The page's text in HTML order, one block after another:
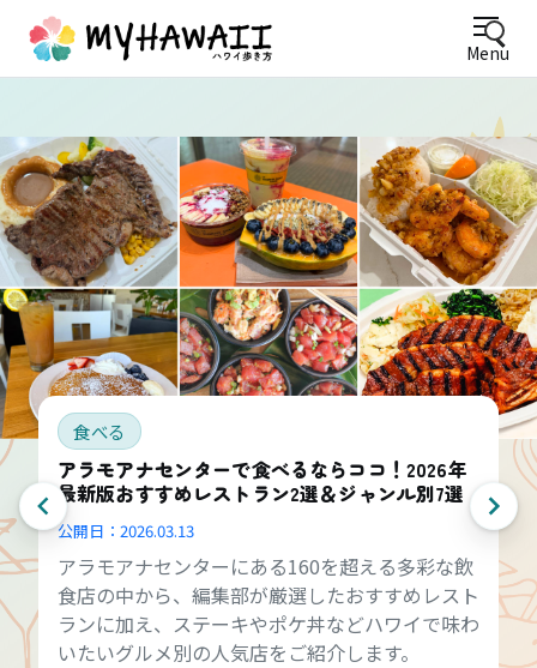
Menu
食べる
アラモアナセンターで食べるならココ！2026年
最新版おすすめレストラン2選＆ジャンル別7選
公開日： 2026.03.13
アラモアナセンターにある160を超える多彩な飲
食店の中から、編集部が厳選したおすすめレスト
ランに加え、ステーキやポケ丼などハワイで味わ
いたいグルメ別の人気店をご紹介します。